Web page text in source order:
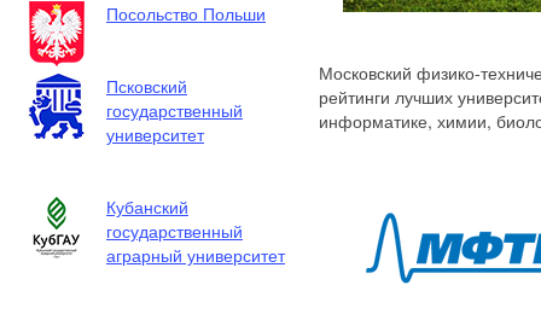
Посольство Польши
Псковский
государственный
университет
Кубанский
государственный
аграрный университет
Московский физико-
рейтинги лучших
информатике, химии,